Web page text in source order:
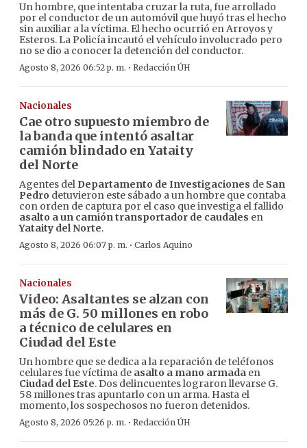
Un hombre, que intentaba cruzar la ruta, fue arrollado
por el conductor de un automóvil que huyó tras el hecho
sin auxiliar a la víctima. El hecho ocurrió en Arroyos y
Esteros. La Policía incautó el vehículo involucrado pero
no se dio a conocer la detención del conductor.
Agosto 8, 2026 06:52 p. m. · Redacción ÚH
Nacionales
Cae otro supuesto miembro de
la banda que intentó asaltar
camión blindado en Yataity
del Norte
Agentes del Departamento de Investigaciones de San
Pedro detuvieron este sábado a un hombre que contaba
con orden de captura por el caso que investiga el fallido
asalto a un camión transportador de caudales en
Yataity del Norte.
Agosto 8, 2026 06:07 p. m. · Carlos Aquino
Nacionales
Video: Asaltantes se alzan con
más de G. 50 millones en robo
a técnico de celulares en
Ciudad del Este
Un hombre que se dedica a la reparación de teléfonos
celulares fue víctima de asalto a mano armada en
Ciudad del Este. Dos delincuentes lograron llevarse G.
58 millones tras apuntarlo con un arma. Hasta el
momento, los sospechosos no fueron detenidos.
Agosto 8, 2026 05:26 p. m. · Redacción ÚH